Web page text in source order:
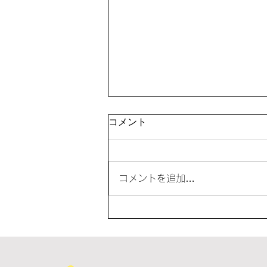
「夏休み教室」を開催
コメント
コメントを追加…